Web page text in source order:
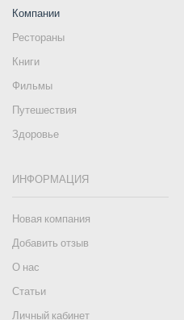
Компании
Рестораны
Книги
Фильмы
Путешествия
Здоровье
ИНФОРМАЦИЯ
Новая компания
Добавить отзыв
О нас
Статьи
Личный кабинет